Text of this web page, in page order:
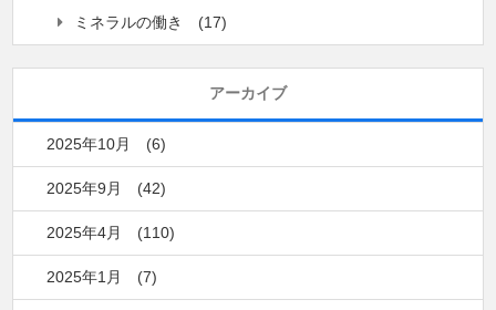
ミネラルの働き
(17)
アーカイブ
2025年10月 (6)
2025年9月 (42)
2025年4月 (110)
2025年1月 (7)